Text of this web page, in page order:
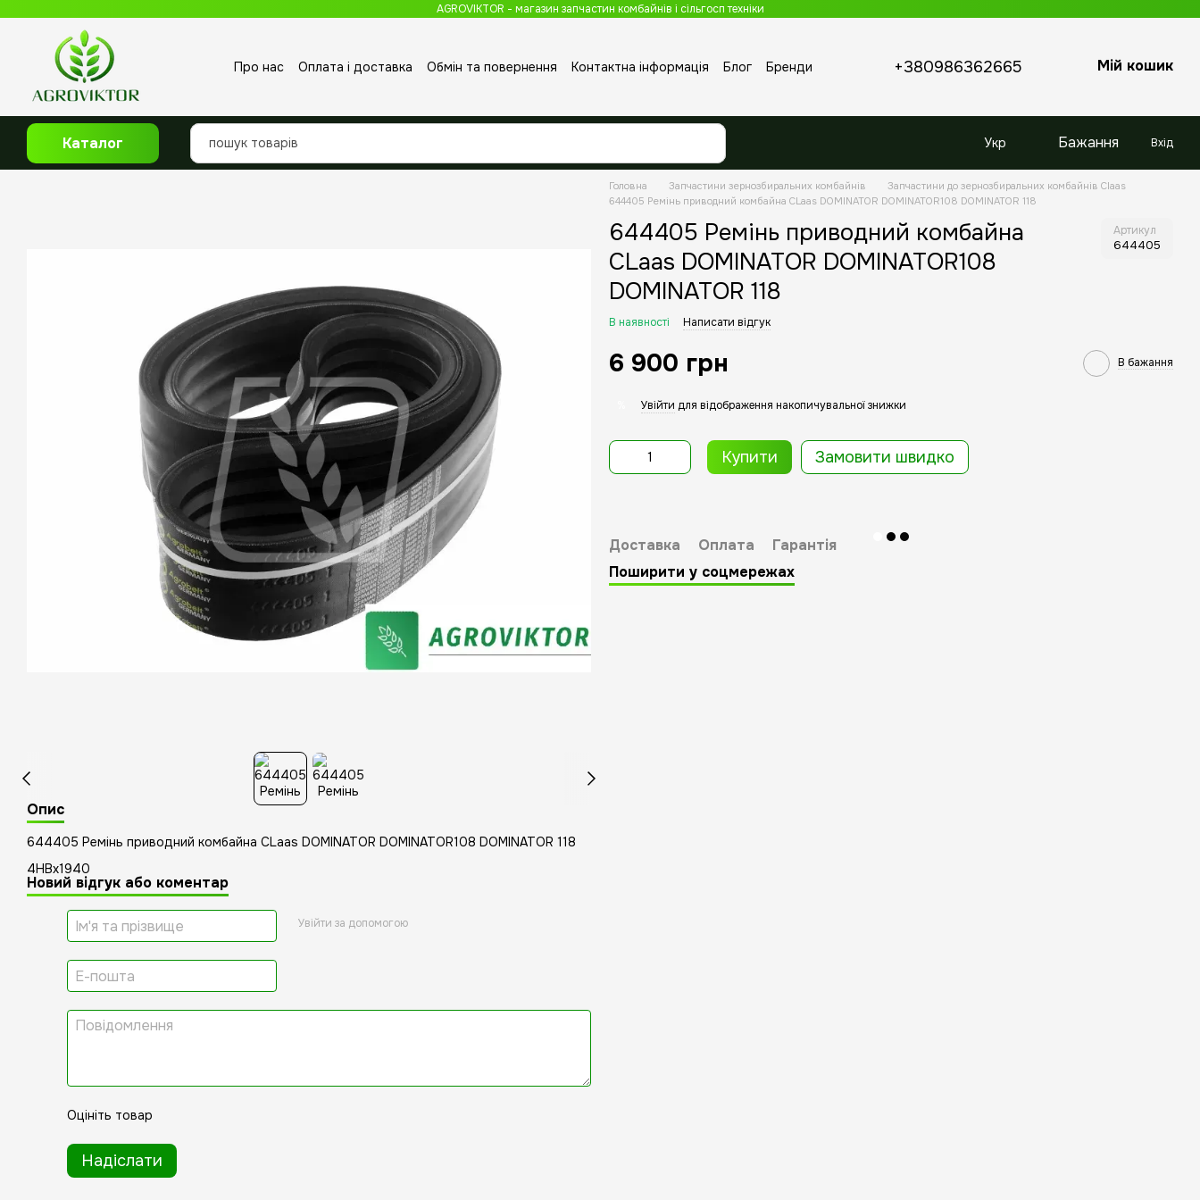
AGROVIKTOR - магазин запчастин комбайнів і сільгосп техніки
Про нас Оплата і доставка Обмін та повернення Контактна інформація Блог
Бренди
+380986362665 Мій кошик
Каталог Укр Бажання Вхід
Опис
644405 Ремінь приводний комбайна CLaas DOMINATOR DOMINATOR108 DOMINATOR 118
4HBx1940
Новий відгук або коментар
Увійти за допомогою
Оцініть товар
Надіслати
Головна Запчастини зернозбиральних комбайнів
Запчастини до зернозбиральних комбайнів Claas
644405 Ремінь приводний комбайна CLaas DOMINATOR DOMINATOR108 DOMINATOR 118
644405 Ремінь приводний комбайна
CLaas DOMINATOR DOMINATOR108
DOMINATOR 118
Артикул
644405
В наявності Написати відгук
6 900 грн В бажання
Увійти для відображення накопичувальної знижки
Купити Замовити швидко
Доставка Оплата
Гарантія
Поширити у соцмережах